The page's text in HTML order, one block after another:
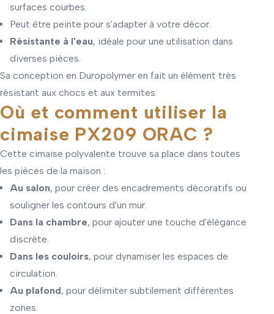
surfaces courbes.
Peut être peinte pour s'adapter à votre décor.
Résistante à l'eau, idéale pour une utilisation dans
diverses pièces.
Sa conception en Duropolymer en fait un élément très
résistant aux chocs et aux termites.
Où et comment utiliser la
cimaise PX209 ORAC ?
Cette cimaise polyvalente trouve sa place dans toutes
les pièces de la maison :
Au salon, pour créer des encadrements décoratifs ou
souligner les contours d'un mur.
Dans la chambre, pour ajouter une touche d'élégance
discrète.
Dans les couloirs, pour dynamiser les espaces de
circulation.
Au plafond, pour délimiter subtilement différentes
zones.